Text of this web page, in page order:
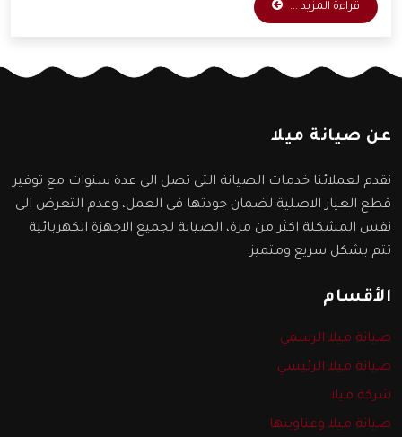
من التطور التكنولوجي، وقد وفرت الشركة خدمات مهمة
قراءة المزيد ...
عن صيانة ميلا
نقدم لعملائنا خدمات الصيانة التى تصل الى عدة سنوات مع توفير
قطع الغيار الاصلية لضمان جودتها فى العمل، وعدم التعرض الى
نفس المشكلة اكثر من مرة، الصيانة لجميع الاجهزة الكهربائية
تتم بشكل سريع ومتميز.
الأقسام
صيانة ميلا الرسمي
صيانة ميلا الرئيسي
شركة ميلا
صيانة ميلا وعناوينها